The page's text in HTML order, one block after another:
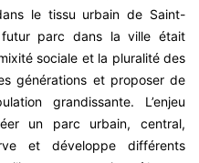
le tissu urbain de Saint-
futur parc dans la ville était
sociale et la pluralité des
générations et proposer de
grandissante. L’enjeu
un parc urbain, central,
et développe différents